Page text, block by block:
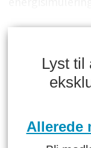
Lyst til
Allerede